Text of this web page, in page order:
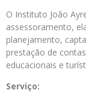
O Instituto João
assessoramento,
planejamento,
prestação de
educacionais e
Serviço: